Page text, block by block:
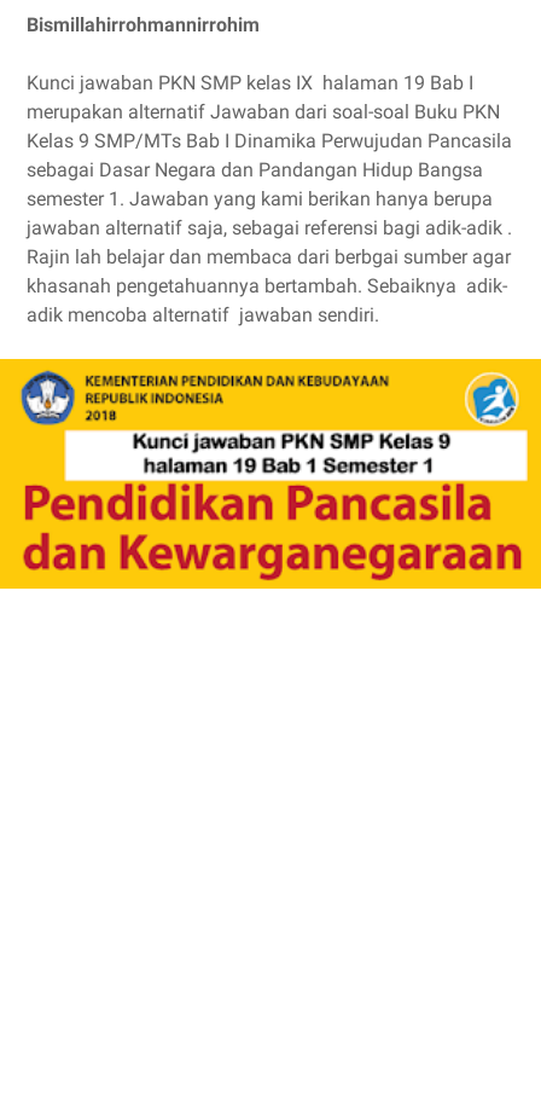
Bismillahirrohmannirrohim
Kunci jawaban PKN SMP kelas IX halaman 19 Bab I
merupakan alternatif Jawaban dari soal-soal Buku PKN
Kelas 9 SMP/MTs Bab I Dinamika Perwujudan Pancasila
sebagai Dasar Negara dan Pandangan Hidup Bangsa
semester 1. Jawaban yang kami berikan hanya berupa
jawaban alternatif saja, sebagai referensi bagi adik-adik .
Rajin lah belajar dan membaca dari berbgai sumber agar
khasanah pengetahuannya bertambah. Sebaiknya adik-
adik mencoba alternatif jawaban sendiri.